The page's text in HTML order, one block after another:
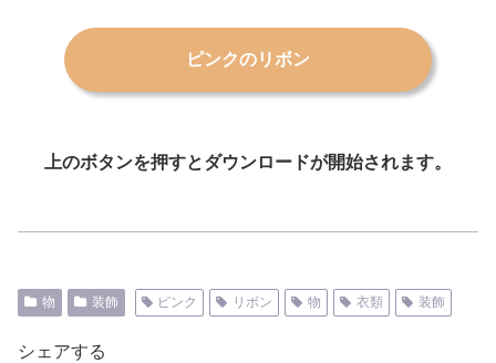
ピンクのリボン
上のボタンを押すとダウンロードが開始されます。
物 装飾 ピンク リボン 物 衣類 装飾
シェアする